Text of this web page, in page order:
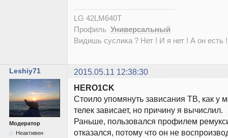
LG 42LM640T
Профиль Универсальный
Видишь суслика ? Нет ! И я нет ! А он есть
Leshiy71 2015.05.11 12:38:30
Модератор
Неактивен
HERO1CK
Стоило упомянуть зависания ТВ, как у
телек зависает, но причину я вычислил.
Раньше, пользовался профилем
отказался, потому что он не